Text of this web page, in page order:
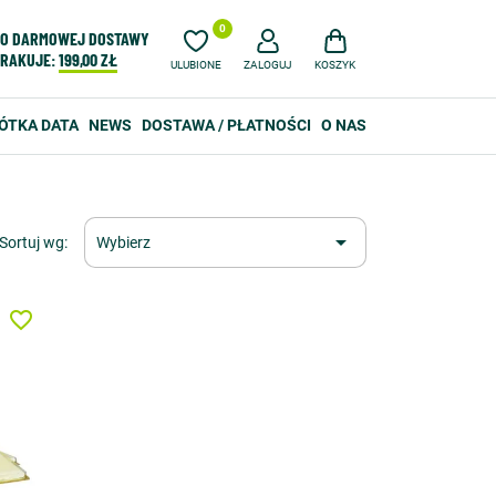
DARMOWEJ DOSTAWY
199,00 ZŁ ULUBIONE
0
ZALOGUJ KOSZYK
DATA NEWS DOSTAWA / PŁATNOŚCI O NAS
Sortuj wg: Wybierz 
favorite_border